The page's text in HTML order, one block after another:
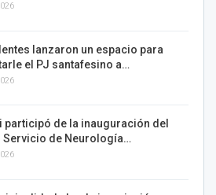
lanzaron un espacio para
el PJ santafesino a…
participó de la inauguración del
Servicio de Neurología…